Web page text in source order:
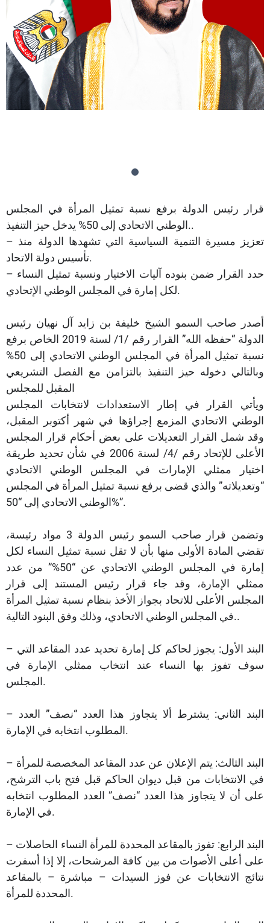
قرار رئيس الدولة برفع نسبة تمثيل المرأة في المجلس
الوطني الاتحادي إلى 50% يدخل حيز التنفيذ..
– تعزيز مسيرة التنمية السياسية التي تشهدها الدولة منذ
تأسيس دولة الاتحاد.
– حدد القرار ضمن بنوده آليات الاختيار ونسبة تمثيل النساء
لكل إمارة في المجلس الوطني الإتحادي.
أصدر صاحب السمو الشيخ خليفة بن زايد آل نهيان رئيس
الدولة “حفظه الله” القرار رقم /1/ لسنة 2019 الخاص برفع
نسبة تمثيل المرأة في المجلس الوطني الاتحادي إلى 50%
وبالتالي دخوله حيز التنفيذ بالتزامن مع الفصل التشريعي
المقبل للمجلس
ويأتي القرار في إطار الاستعدادات لانتخابات المجلس
الوطني الاتحادي المزمع إجراؤها في شهر أكتوبر المقبل،
وقد شمل القرار التعديلات على بعض أحكام قرار المجلس
الأعلى للإتحاد رقم /4/ لسنة 2006 في شأن تحديد طريقة
اختيار ممثلي الإمارات في المجلس الوطني الاتحادي
“وتعديلاته” والذي قضى برفع نسبة تمثيل المرأة في المجلس
الوطني الاتحادي إلى “50%”.
وتضمن قرار صاحب السمو رئيس الدولة 3 مواد رئيسة،
تقضي المادة الأولى منها بأن لا تقل نسبة تمثيل النساء لكل
إمارة في المجلس الوطني الاتحادي عن “50%” من عدد
ممثلي الإمارة، وقد جاء قرار رئيس المستند إلى قرار
المجلس الأعلى للاتحاد بجواز الأخذ بنظام نسبة تمثيل المرأة
في المجلس الوطني الاتحادي، وذلك وفق البنود التالية..
– البند الأول: يجوز لحاكم كل إمارة تحديد عدد المقاعد التي
سوف تفوز بها النساء عند انتخاب ممثلي الإمارة في
المجلس.
– البند الثاني: يشترط ألا يتجاوز هذا العدد “نصف” العدد
المطلوب انتخابه في الإمارة.
– البند الثالث: يتم الإعلان عن عدد المقاعد المخصصة للمرأة
في الانتخابات من قبل ديوان الحاكم قبل فتح باب الترشح،
على أن لا يتجاوز هذا العدد “نصف” العدد المطلوب انتخابه
في الإمارة.
– البند الرابع: تفوز بالمقاعد المحددة للمرأة النساء الحاصلات
على أعلى الأصوات من بين كافة المرشحات، إلا إذا أسفرت
نتائج الانتخابات عن فوز السيدات – مباشرة – بالمقاعد
المحددة للمرأة.